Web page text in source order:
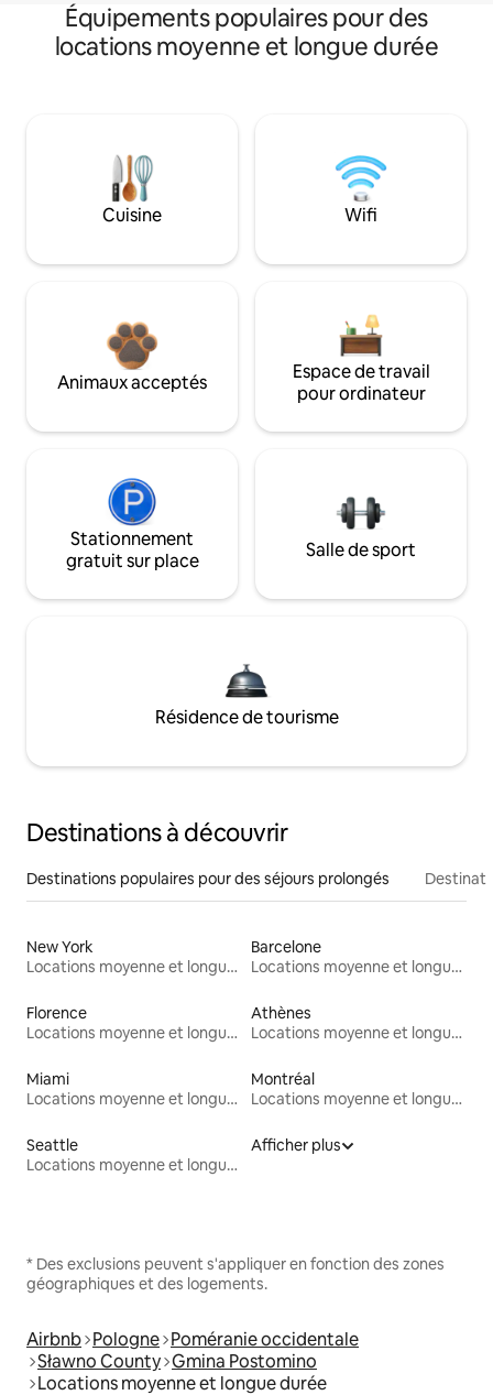
Équipements populaires pour des
locations moyenne et longue durée
Cuisine Wifi
Animaux acceptés
Espace de travail
pour ordinateur
Stationnement
gratuit sur place
Salle de sport
Résidence de tourisme
Destinations à découvrir
Destinations populaires pour des séjours prolongés
New York
Locations moyenne et longue durée
Barcelone
Locations moyenne et longue durée
Florence
Locations moyenne et longue durée
Athènes
Locations moyenne et longue durée
Miami
Locations moyenne et longue durée
Montréal
Locations moyenne et longue durée
Seattle
Locations moyenne et longue durée
Afficher plus
* Des exclusions peuvent s'appliquer en fonction des zones
géographiques et des logements.
Airbnb Pologne Poméranie occidentale
Sławno County Gmina Postomino
Locations moyenne et longue durée